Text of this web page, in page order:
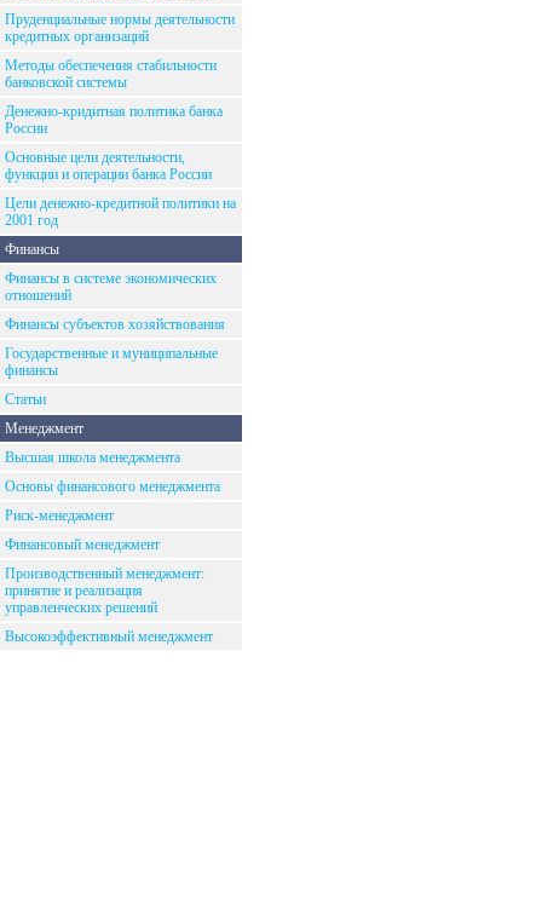
Пруденциальные нормы деятельности
кредитных организаций
Методы обеспечения стабильности
банковской системы
Денежно-кридитная политика банка
России
Основные цели деятельности,
функции и операции банка России
Цели денежно-кредитной политики на
2001 год
Финансы
Финансы в системе экономических
отношений
Финансы субъектов хозяйствования
Государственные и муниципальные
финансы
Статьи
Менеджмент
Высшая школа менеджмента
Основы финансового менеджмента
Риск-менеджмент
Финансовый менеджмент
Производственный менеджмент:
принятие и реализация
управленческих решений
Высокоэффективный менеджмент